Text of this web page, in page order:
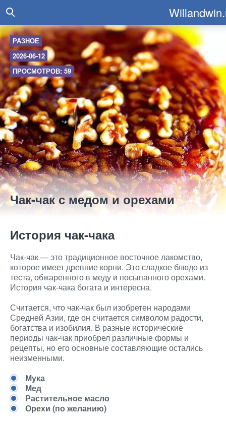
РАЗНОЕ
2026-06-12
ПРОСМОТРОВ: 59
Чак-чак с медом и орехами
История чак-чака
Чак-чак — это традиционное восточное лакомство,
которое имеет древние корни. Это сладкое блюдо из
теста, обжаренного в меду и посыпанного орехами.
История чак-чака богата и интересна.
Считается, что чак-чак был изобретен народами
Средней Азии, где он считается символом радости,
богатства и изобилия. В разные исторические
периоды чак-чак приобрел различные формы и
рецепты, но его основные составляющие остались
неизменными.
Мука
Мед
Растительное масло
Орехи (по желанию)